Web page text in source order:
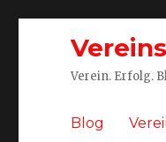
Verein. Erfolg.
Blog